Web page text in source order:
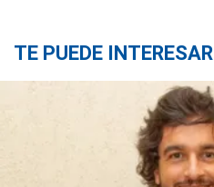
TE PUEDE INTERESAR